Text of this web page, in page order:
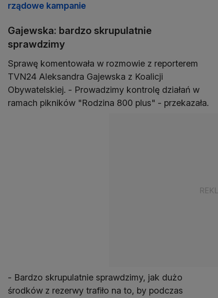
rządowe kampanie
Gajewska: bardzo skrupulatnie
sprawdzimy
Sprawę komentowała w rozmowie z reporterem
TVN24 Aleksandra Gajewska z Koalicji
Obywatelskiej. - Prowadzimy kontrolę działań w
ramach pikników "Rodzina 800 plus" - przekazała.
- Bardzo skrupulatnie sprawdzimy, jak dużo
środków z rezerwy trafiło na to, by podczas